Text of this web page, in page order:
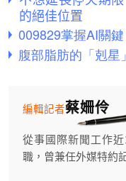
的絕佳位置
蔡姍伶
編輯記者
從事國際新聞工作
職，曾兼任外媒特約